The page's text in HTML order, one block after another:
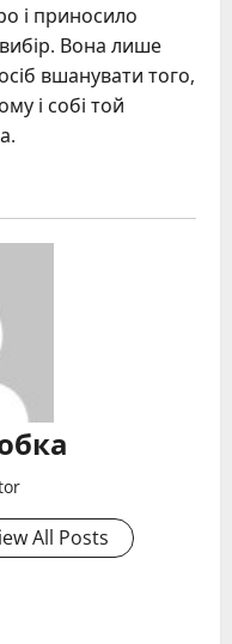
і приносило
вибір. Вона лише
вшанувати того,
і собі той
All Posts